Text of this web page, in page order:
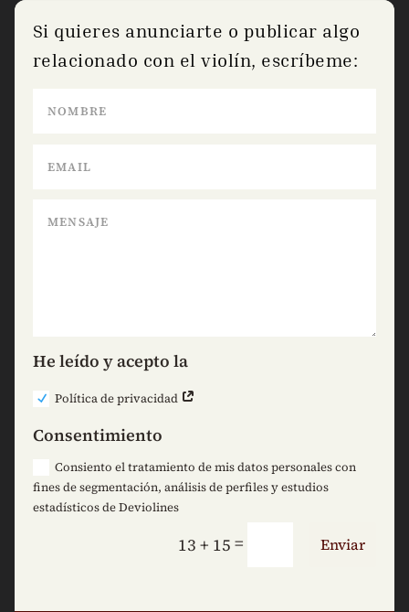
Si quieres anunciarte o publicar algo
relacionado con el violín, escríbeme:
He leído y acepto la
Política de privacidad
Consentimiento
Consiento el tratamiento de mis datos personales con
fines de segmentación, análisis de perfiles y estudios
estadísticos de Deviolines
13 + 15 = Enviar